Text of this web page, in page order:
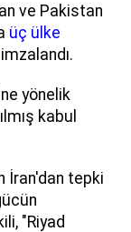
ve Pakistan
üç ülke
imzalandı.
yönelik
kabul
İran'dan tepki
"Riyad